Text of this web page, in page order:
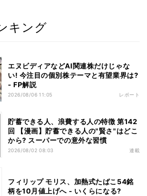
キング
エヌビディアなどAI関連株だけじゃな
い! 今注目の個別株テーマと有望業界は?
- FP解説
2026/08/06 11:05 レポート
貯蓄できる人、浪費する人の特徴 第142
回 【漫画】貯蓄できる人の"賢さ"はどこ
から? スーパーでの意外な習慣
2026/08/02 08:03 連載
フィリップ モリス、加熱式たばこ54銘
柄を10月値上げへ - いくらになる?